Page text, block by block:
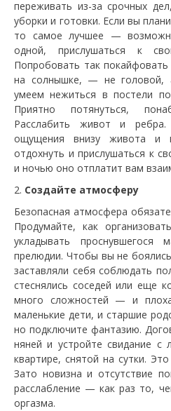
переживать из-за срочных
уборки и готовки. Если вы
то самое лучшее —
одной, прислушаться к
Попробовать так
на солнышке, — не
умеем нежиться в постели
Приятно потянуться,
Расслабить живот и
ощущения внизу живота и
отдохнуть и прислушаться к
и ночью оно отплатит вам
Создайте атмосферу
Безопасная атмосфера
Продумайте, как
укладывать
прелюдии. Чтобы вы не
заставляли себя соблюдать
стеснялись соседей или еще
много сложностей — и
маленькие дети, и старшие
но подключите фантазию.
няней и устройте свидание
квартире, снятой на сутки.
Зато новизна и отсутствие
расслабление — как раз то,
оргазма.